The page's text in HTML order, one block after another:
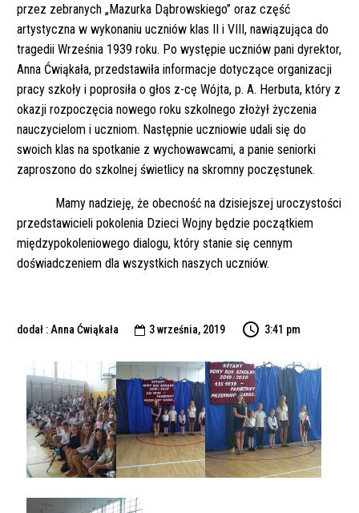
przez zebranych „Mazurka Dąbrowskiego” oraz część
artystyczna w wykonaniu uczniów klas II i VIII, nawiązująca do
tragedii Września 1939 roku. Po występie uczniów pani dyrektor,
Anna Ćwiąkała, przedstawiła informacje dotyczące organizacji
pracy szkoły i poprosiła o głos z-cę Wójta, p. A. Herbuta, który z
okazji rozpoczęcia nowego roku szkolnego złożył życzenia
nauczycielom i uczniom. Następnie uczniowie udali się do
swoich klas na spotkanie z wychowawcami, a panie seniorki
zaproszono do szkolnej świetlicy na skromny poczęstunek.
Mamy nadzieję, że obecność na dzisiejszej uroczystości
przedstawicieli pokolenia Dzieci Wojny będzie początkiem
międzypokoleniowego dialogu, który stanie się cennym
doświadczeniem dla wszystkich naszych uczniów.
dodał : Anna Ćwiąkała  3 września, 2019 3:41 pm